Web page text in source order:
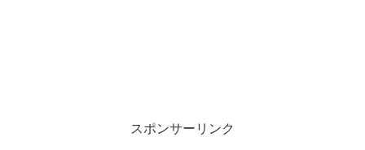
スポンサーリンク